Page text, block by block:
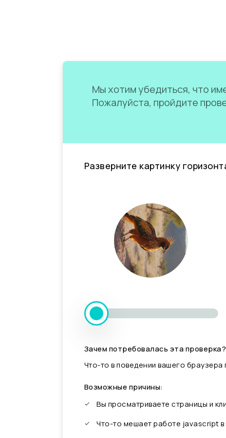
Мы хотим убедиться, что
Пожалуйста, пройдите
Разверните картинку
Зачем потребовалась эта проверка?
Что-то в поведении вашего
Возможные причины:
Вы просматриваете страницы и
Что-то мешает работе javascript